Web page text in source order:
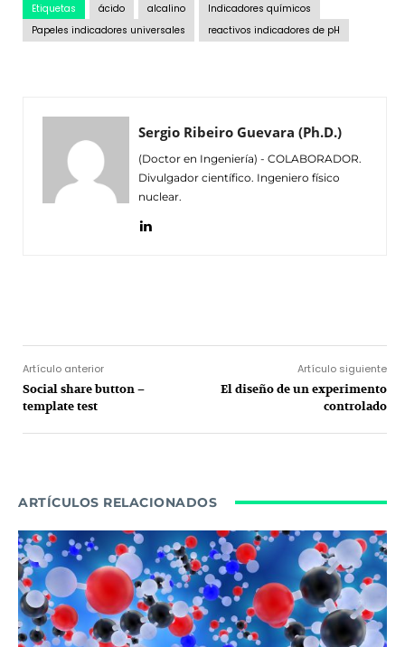
Etiquetas ácido alcalino
Indicadores químicos
Papeles indicadores universales
reactivos indicadores de pH
Sergio Ribeiro Guevara (Ph.D.)
(Doctor en Ingeniería) - COLABORADOR.
Divulgador científico. Ingeniero físico
nuclear.
Artículo anterior
Social share button –
template test
Artículo siguiente
El diseño de un experimento
controlado
ARTÍCULOS RELACIONADOS